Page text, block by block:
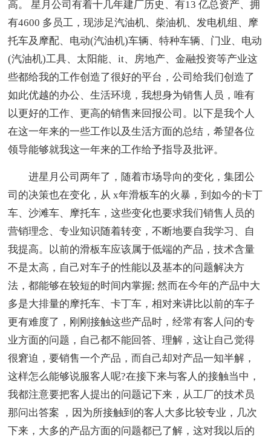
高。 星月公司有着十几年建厂历史、有13 亿总资产、拥
有4600 多员工，现涉足汽油机、柴油机、发电机组、摩
托车及摩配、电动(汽油机)车辆、特种车辆、门业、电动
(汽油机)工具、太阳能、it、房地产、金融投资等产业这
些都给我的工作创造了很好的平台，公司给我们创造了
如此优越的办公、生活环境，我想身为销售人员，唯有
以更好的工作、更高的销售来回报公司。以下是我个人
在这一年来的一些工作以及生活方面的总结，希望各位
领导能够就我这一年来的工作给予指导及批评。
进星月公司两年了，随着市场导向的变化，集团公
司的决策也在变化，从 x年滑板车的火暴，到如今的卡丁
车、沙滩车、摩托车，这些变化也要求我们销售人员的
营销理念、专业知识随着转变，不断地要自我学习、自
我提高。以前的滑板车应该属于低端的产品，技术含量
不是太高，自己对车子的性能以及基本的问题解决方
法，都能够在较短的时间内掌握; 然而在今年的产品中大
多是大排量的摩托车、卡丁车，相对来讲比以前的车子
更有难度了，刚刚接触这些产品时，经常有客人问的专
业方面的问题，自己都不能回答、理解，这让自己觉得
很窘迫，要销售一个产品，而自己却对产品一知半解，
这样怎么能够说服客人呢?在接下来与客人的接触当中，
我都注意要把客人提出的问题记下来，从工厂的技术员
那问出答案 ，因为所接触到的客人大多比较专业，几次
下来，大多的产品方面的问题都已了解，这对我以后的